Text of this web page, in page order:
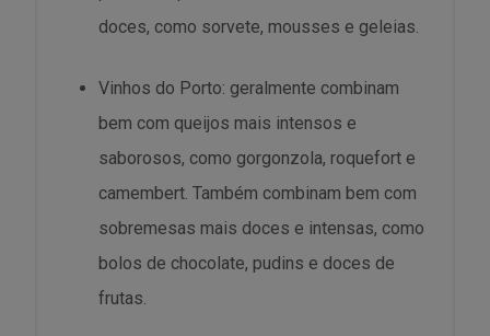
doces, como sorvete, mousses e geleias.
Vinhos do Porto: geralmente combinam
bem com queijos mais intensos e
saborosos, como gorgonzola, roquefort e
camembert. Também combinam bem com
sobremesas mais doces e intensas, como
bolos de chocolate, pudins e doces de
frutas.